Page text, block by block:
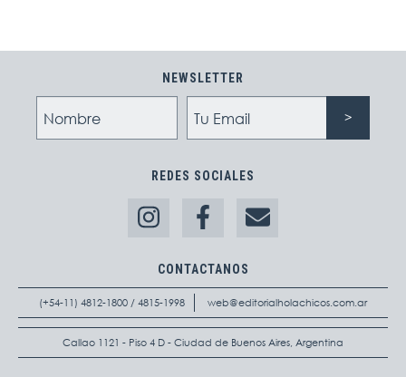
NEWSLETTER
REDES SOCIALES
CONTACTANOS
(+54-11) 4812-1800 / 4815-1998 web@editorialholachicos.com.ar
Callao 1121 - Piso 4 D - Ciudad de Buenos Aires, Argentina